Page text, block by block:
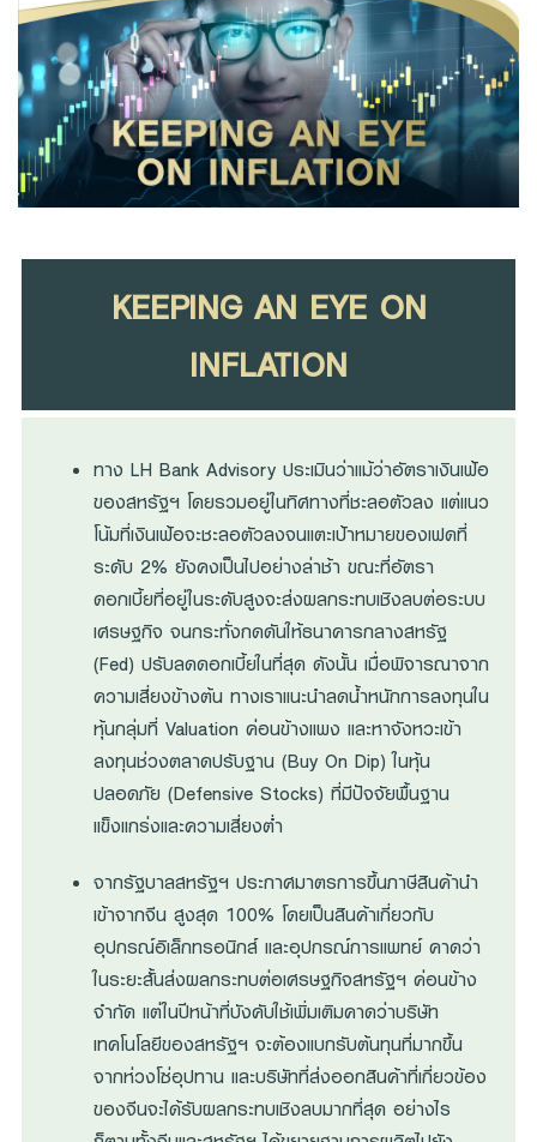
Family Banking
Foreigners
KEEPING AN EYE ON
INFLATION
ทาง LH Bank Advisory ประเมินว่าแม้ว่าอัตราเงินเฟ้อ
ของสหรัฐฯ โดยรวมอยู่ในทิศทางที่ชะลอตัวลง แต่แนว
โน้มที่เงินเฟ้อจะชะลอตัวลงจนแตะเป้าหมายของเฟดที่
ระดับ 2% ยังคงเป็นไปอย่างล่าช้า ขณะที่อัตรา
ดอกเบี้ยที่อยู่ในระดับสูงจะส่งผลกระทบเชิงลบต่อระบบ
เศรษฐกิจ จนกระทั่งกดดันให้ธนาคารกลางสหรัฐ
(Fed) ปรับลดดอกเบี้ยในที่สุด ดังนั้น เมื่อพิจารณาจาก
ความเสี่ยงข้างต้น ทางเราแนะนำลดน้ำหนักการลงทุนใน
หุ้นกลุ่มที่ Valuation ค่อนข้างแพง และหาจังหวะเข้า
ลงทุนช่วงตลาดปรับฐาน (Buy On Dip) ในหุ้น
ปลอดภัย (Defensive Stocks) ที่มีปัจจัยพื้นฐาน
แข็งแกร่งและความเสี่ยงต่ำ
จากรัฐบาลสหรัฐฯ ประกาศมาตรการขึ้นภาษีสินค้านำ
เข้าจากจีน สูงสุด 100% โดยเป็นสินค้าเกี่ยวกับ
อุปกรณ์อิเล็กทรอนิกส์ และอุปกรณ์การแพทย์ คาดว่า
ในระยะสั้นส่งผลกระทบต่อเศรษฐกิจสหรัฐฯ ค่อนข้าง
จำกัด แต่ในปีหน้าที่บังคับใช้เพิ่มเติมคาดว่าบริษัท
เทคโนโลยีของสหรัฐฯ จะต้องแบกรับต้นทุนที่มากขึ้น
จากห่วงโซ่อุปทาน และบริษัทที่ส่งออกสินค้าที่เกี่ยวข้อง
ของจีนจะได้รับผลกระทบเชิงลบมากที่สุด อย่างไร